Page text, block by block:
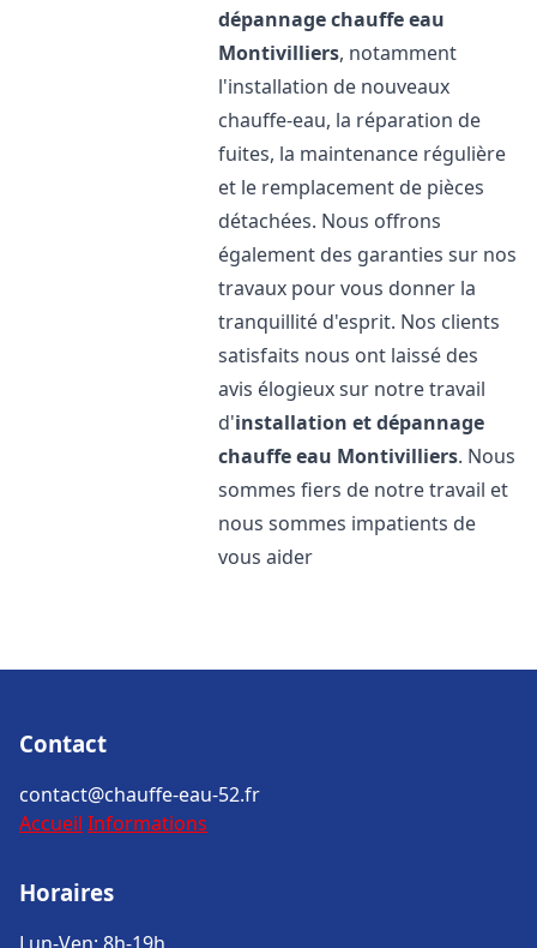
dépannage chauffe eau
Montivilliers, notamment
l'installation de nouveaux
chauffe-eau, la réparation de
fuites, la maintenance régulière
et le remplacement de pièces
détachées. Nous offrons
également des garanties sur nos
travaux pour vous donner la
tranquillité d'esprit. Nos clients
satisfaits nous ont laissé des
avis élogieux sur notre travail
d'installation et dépannage
chauffe eau Montivilliers. Nous
sommes fiers de notre travail et
nous sommes impatients de
vous aider
Contact
contact@chauffe-eau-52.fr
Accueil Informations
Horaires